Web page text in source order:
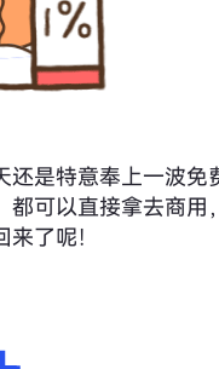
还是特意奉上一波免
都可以直接拿去商用
了呢！